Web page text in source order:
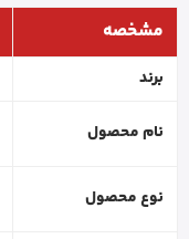
مشخصه
برند
نام محصول
نوع محصول